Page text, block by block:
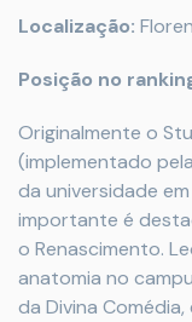
Localização:
Posição no
Originalmente o
(implementado
da universidade
importante é
o Renascimento.
anatomia no
da Divina